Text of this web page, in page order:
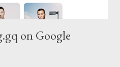
on Google